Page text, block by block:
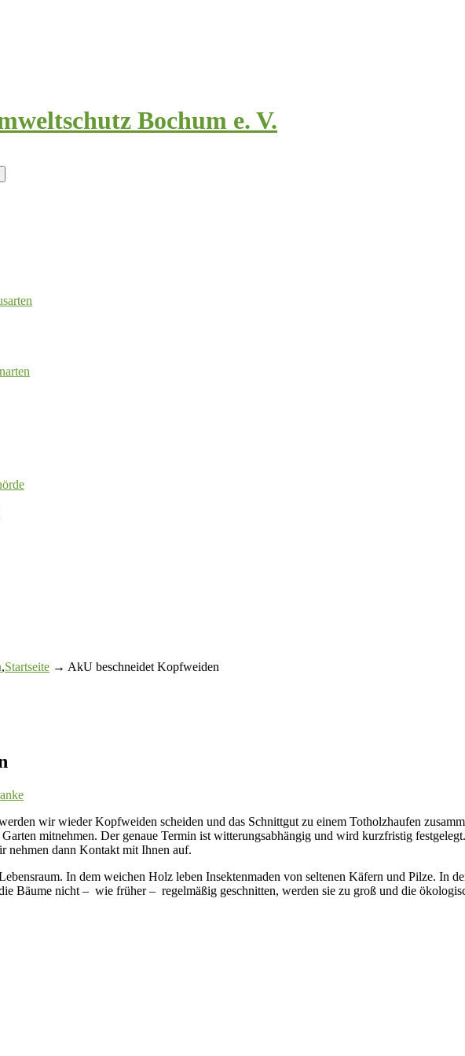
,Startseite → AkU beschneidet Kopfweiden
wir wieder Kopfweiden scheiden und das Schnittgut zu einem Totholzhaufen
mitnehmen. Der genaue Termin ist witterungsabhängig und wird kurzfristig
nehmen dann Kontakt mit Ihnen auf.
In dem weichen Holz leben Insektenmaden von seltenen Käfern und Pilze. In
Bäume nicht – wie früher – regelmäßig geschnitten, werden sie zu groß und die